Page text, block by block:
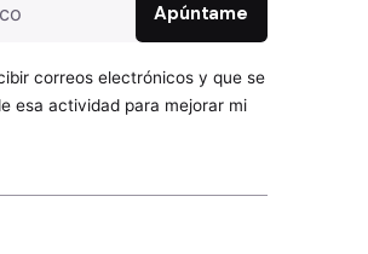
Apúntame
correos electrónicos y que se
esa actividad para mejorar mi